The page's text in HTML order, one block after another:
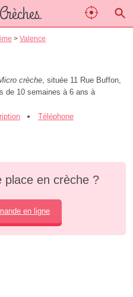
> Valence
crèche, située 11 Rue Buffon,
de 10 semaines à 6 ans à
Téléphone
place en crèche ?
en ligne